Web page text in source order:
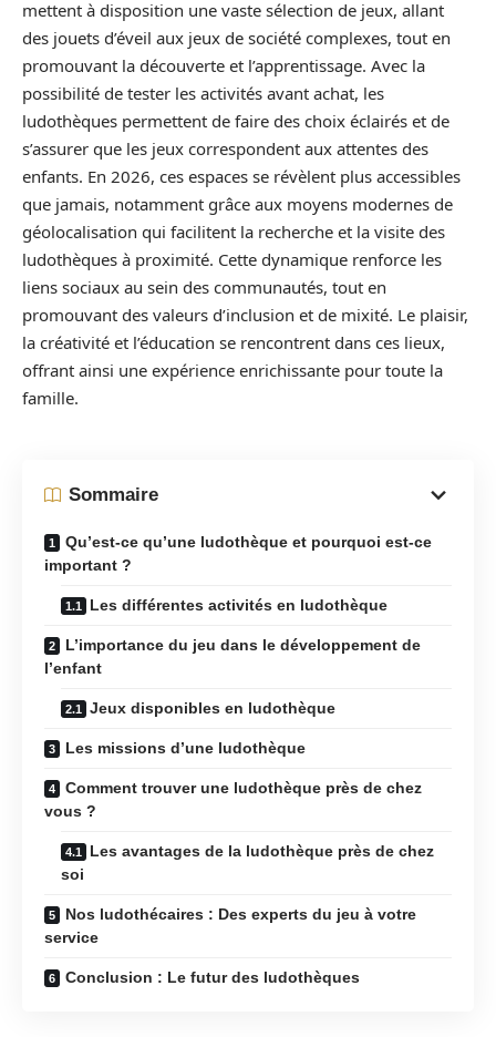
mettent à disposition une vaste sélection de jeux, allant
des jouets d’éveil aux jeux de société complexes, tout en
promouvant la découverte et l’apprentissage. Avec la
possibilité de tester les activités avant achat, les
ludothèques permettent de faire des choix éclairés et de
s’assurer que les jeux correspondent aux attentes des
enfants. En 2026, ces espaces se révèlent plus accessibles
que jamais, notamment grâce aux moyens modernes de
géolocalisation qui facilitent la recherche et la visite des
ludothèques à proximité. Cette dynamique renforce les
liens sociaux au sein des communautés, tout en
promouvant des valeurs d’inclusion et de mixité. Le plaisir,
la créativité et l’éducation se rencontrent dans ces lieux,
offrant ainsi une expérience enrichissante pour toute la
famille.
Sommaire
Qu’est-ce qu’une ludothèque et pourquoi est-ce
important ?
Les différentes activités en ludothèque
L’importance du jeu dans le développement de
l’enfant
Jeux disponibles en ludothèque
Les missions d’une ludothèque
Comment trouver une ludothèque près de chez
vous ?
Les avantages de la ludothèque près de chez
soi
Nos ludothécaires : Des experts du jeu à votre
service
Conclusion : Le futur des ludothèques